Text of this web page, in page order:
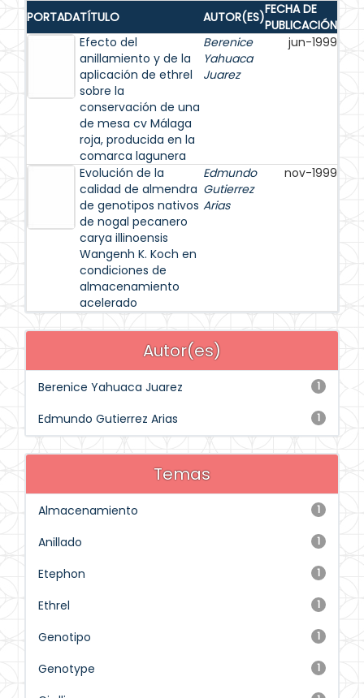
PORTADATÍTULO AUTOR(ES)FECHA DE
PUBLICACIÓN
Efecto del
anillamiento y de la
aplicación de ethrel
sobre la
conservación de una
de mesa cv Málaga
roja, producida en la
comarca lagunera
Berenice
Yahuaca
Juarez
jun-1999
Evolución de la
calidad de almendra
de genotipos nativos
de nogal pecanero
carya illinoensis
Wangenh K. Koch en
condiciones de
almacenamiento
acelerado
Edmundo
Gutierrez
Arias
nov-1999
Autor(es)
1
Berenice Yahuaca Juarez
1
Edmundo Gutierrez Arias
Temas
1
Almacenamiento
1
Anillado
1
Etephon
1
Ethrel
1
Genotipo
1
Genotype